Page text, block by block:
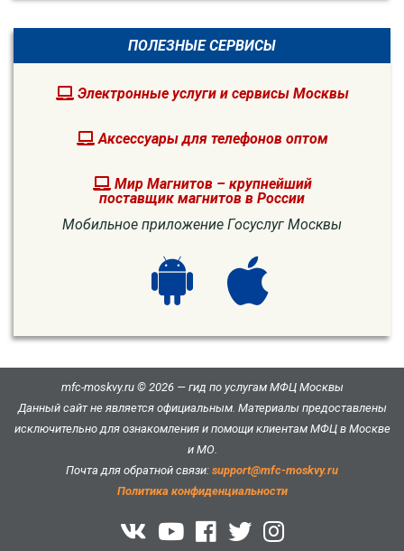
ПОЛЕЗНЫЕ СЕРВИСЫ
Электронные услуги и сервисы Москвы
Аксессуары для телефонов оптом
Мир Магнитов – крупнейший
поставщик магнитов в России
Мобильное приложение Госуслуг Москвы
mfc-moskvy.ru © 2026 — гид по услугам МФЦ Москвы
Данный сайт не является официальным. Материалы предоставлены
исключительно для ознакомления и помощи клиентам МФЦ в Москве
и МО.
Почта для обратной связи: support@mfc-moskvy.ru
Политика конфиденциальности